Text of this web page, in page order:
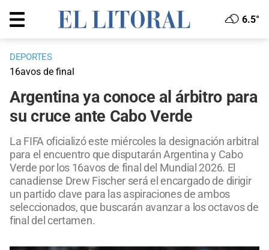
6.5°
DEPORTES
16avos de final
Argentina ya conoce al árbitro para
su cruce ante Cabo Verde
La FIFA oficializó este miércoles la designación arbitral
para el encuentro que disputarán Argentina y Cabo
Verde por los 16avos de final del Mundial 2026. El
canadiense Drew Fischer será el encargado de dirigir
un partido clave para las aspiraciones de ambos
seleccionados, que buscarán avanzar a los octavos de
final del certamen.